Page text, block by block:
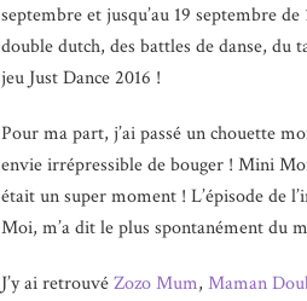
septembre et jusqu’au 19 septembre
double dutch, des battles de danse,
jeu Just Dance 2016 !
Pour ma part, j’ai passé un chouette
envie irrépressible de bouger ! Mini
était un super moment ! L’épisode de
Moi, m’a dit le plus spontanément du
J’y ai retrouvéZozo Mum, Maman